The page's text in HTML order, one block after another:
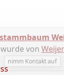
von
nimm Kontakt auf